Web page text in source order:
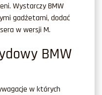
Wystarczy BMW
gadżetami, dodać
w wersji M.
BMW
w których